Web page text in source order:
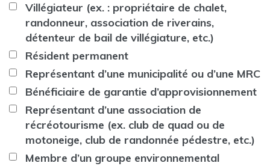
Villégiateur (ex. : propriétaire de chalet,
randonneur, association de riverains,
détenteur de bail de villégiature, etc.)
Résident permanent
Représentant d’une municipalité ou d’une MRC
Bénéficiaire de garantie d’approvisionnement
Représentant d’une association de
récréotourisme (ex. club de quad ou de
motoneige, club de randonnée pédestre, etc.)
Membre d’un groupe environnemental